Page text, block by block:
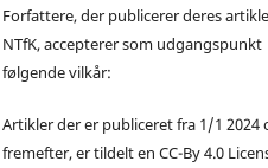
Forfattere, der publicerer deres
NTfK, accepterer som udgangspunkt
følgende vilkår:
Artikler der er publiceret fra 1/1 2024
fremefter, er tildelt en CC-By 4.0